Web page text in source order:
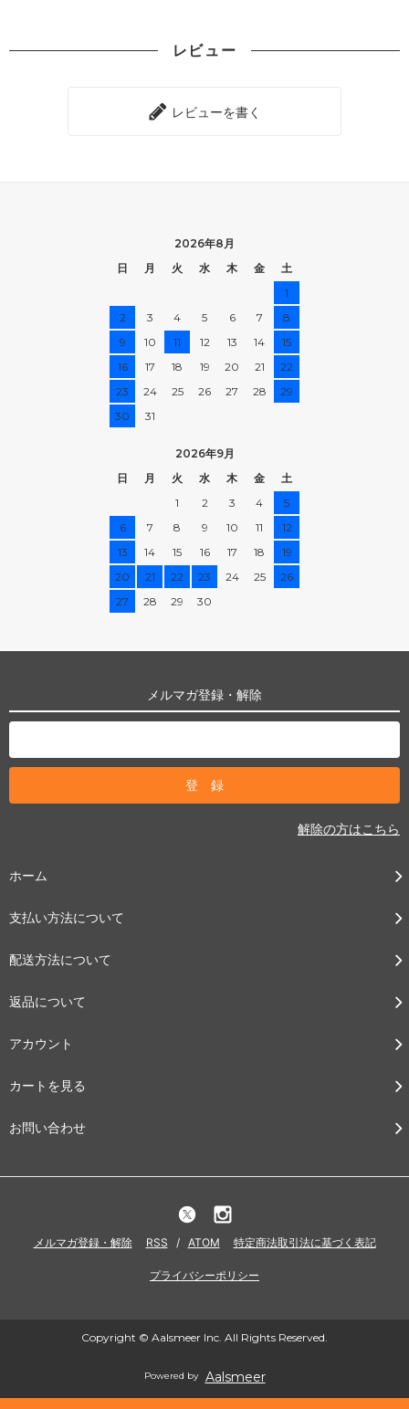
レビュー
レビューを書く
2026年8月
日
月 火 水 木 金
土
1
2
3 4 5 6 7
8
9
10 11 12 13 14
15
16
17 18 19 20 21
22
23
24 25 26 27 28
29
30
31
2026年9月
日
月 火 水 木 金
土
1
2 3 4
5
6
7 8 9 10 11
12
13
14 15 16 17 18
19
20
21 22 23 24 25
26
27
28 29 30
メルマガ登録・解除
解除の方はこちら
ホーム
支払い方法について
配送方法について
返品について
アカウント
カートを見る
お問い合わせ
メルマガ登録・解除 RSS / ATOM 特定商法取引法に基づく表記
プライバシーポリシー
Copyright © Aalsmeer Inc. All Rights Reserved.
Powered by Aalsmeer